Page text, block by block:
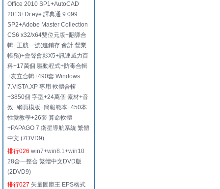
Office 2010 SP1+AutoCAD
2013+Dr.eye 譯典通 9.099
SP2+Adobe Master Collection
CS6 x32/x64雙位元版+翻譯合
輯+正航一號(進銷存.會計.營業
帳務)+會聲會影X5+訊連威力百
科+17萬個 驅動程式+防毒合輯
+友立合輯+490套 Windows
7.VISTA.XP 專用 軟體合輯
+3850個 字型+24萬個 素材+音
效+網頁模版+簡報範本+450本
性愛教學+26套 算命軟體
+PAPAGO 7 衛星導航系統 繁體
中文 (7DVD9)
排行026 win7+win8.1+win10
28合一整合 繁體中文DVD版
(2DVD9)
排行027 矢量圖庫王 EPS格式